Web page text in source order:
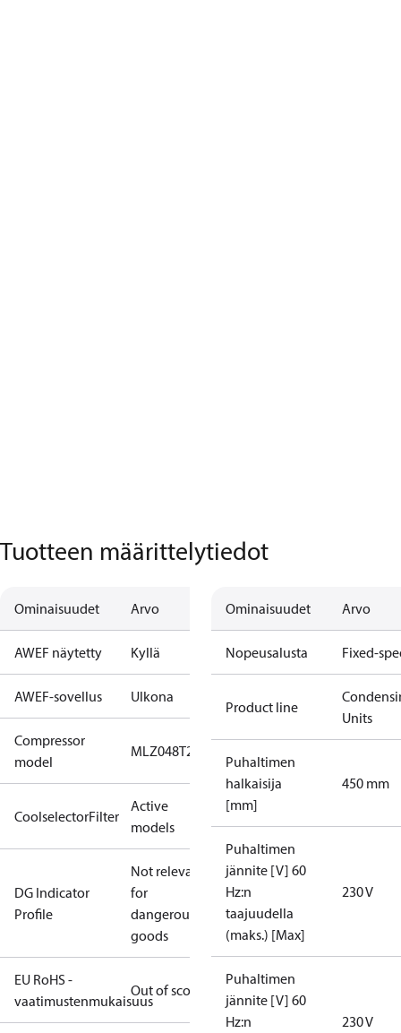
Tuotteen määrittelytiedot
Ominaisuudet Arvo
AWEF näytetty Kyllä
AWEF-sovellus Ulkona
Compressor
model
MLZ048T2
CoolselectorFilter
Active
models
DG Indicator
Profile
Not relevant
for
dangerous
goods
EU RoHS -
vaatimustenmukaisuus
Out of scope
Ominaisuudet Arvo
Nopeusalusta Fixed-
Product line
Units
Puhaltimen
halkaisija
[mm]
450 mm
Puhaltimen
jännite [V] 60
Hz:n
taajuudella
(maks.) [Max]
230 V
Puhaltimen
jännite [V] 60
Hz:n
230 V